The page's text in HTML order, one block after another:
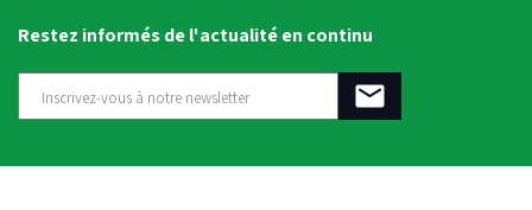
Restez informés de l'actualité en continu